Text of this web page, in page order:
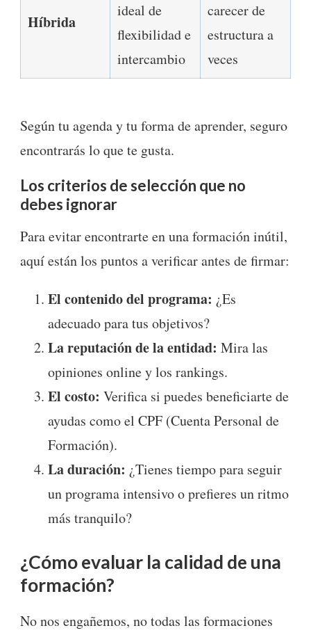
Híbrida
ideal de
flexibilidad e
intercambio
carecer de
estructura a
veces
Según tu agenda y tu forma de aprender, seguro
encontrarás lo que te gusta.
Los criterios de selección que no
debes ignorar
Para evitar encontrarte en una formación inútil,
aquí están los puntos a verificar antes de firmar:
El contenido del programa: ¿Es
adecuado para tus objetivos?
La reputación de la entidad: Mira las
opiniones online y los rankings.
El costo: Verifica si puedes beneficiarte de
ayudas como el CPF (Cuenta Personal de
Formación).
La duración: ¿Tienes tiempo para seguir
un programa intensivo o prefieres un ritmo
más tranquilo?
¿Cómo evaluar la calidad de una
formación?
No nos engañemos, no todas las formaciones